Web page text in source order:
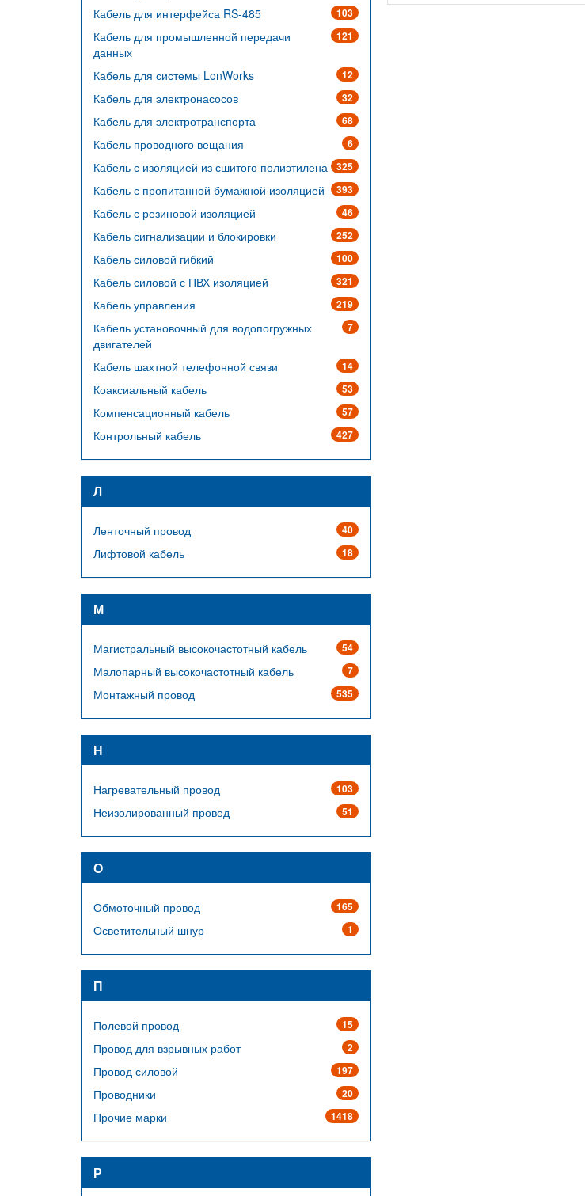
103
Кабель для интерфейса RS-485
121
Кабель для промышленной передачи
данных
12
Кабель для системы LonWorks
32
Кабель для электронасосов
68
Кабель для электротранспорта
6
Кабель проводного вещания
325
Кабель с изоляцией из сшитого полиэтилена
393
Кабель с пропитанной бумажной изоляцией
46
Кабель с резиновой изоляцией
252
Кабель сигнализации и блокировки
100
Кабель силовой гибкий
321
Кабель силовой с ПВХ изоляцией
219
Кабель управления
7
Кабель установочный для водопогружных
двигателей
14
Кабель шахтной телефонной связи
53
Коаксиальный кабель
57
Компенсационный кабель
427
Контрольный кабель
Л
40
Ленточный провод
18
Лифтовой кабель
М
54
Магистральный высокочастотный кабель
7
Малопарный высокочастотный кабель
535
Монтажный провод
Н
103
Нагревательный провод
51
Неизолированный провод
О
165
Обмоточный провод
1
Осветительный шнур
П
15
Полевой провод
2
Провод для взрывных работ
197
Провод силовой
20
Проводники
1418
Прочие марки
Р